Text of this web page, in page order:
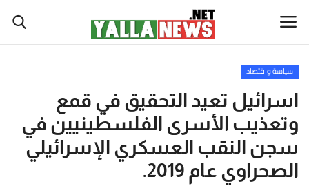
أخبار العالم
أخبار الوطن العربي
سياسة واقتصاد
سياسة واقتصاد
اسرائيل تعيد التحقيق في قمع
وتعذيب الأسرى الفلسطينيين في
سجن النقب العسكري الإسرائيلي
الصحراوي عام 2019.